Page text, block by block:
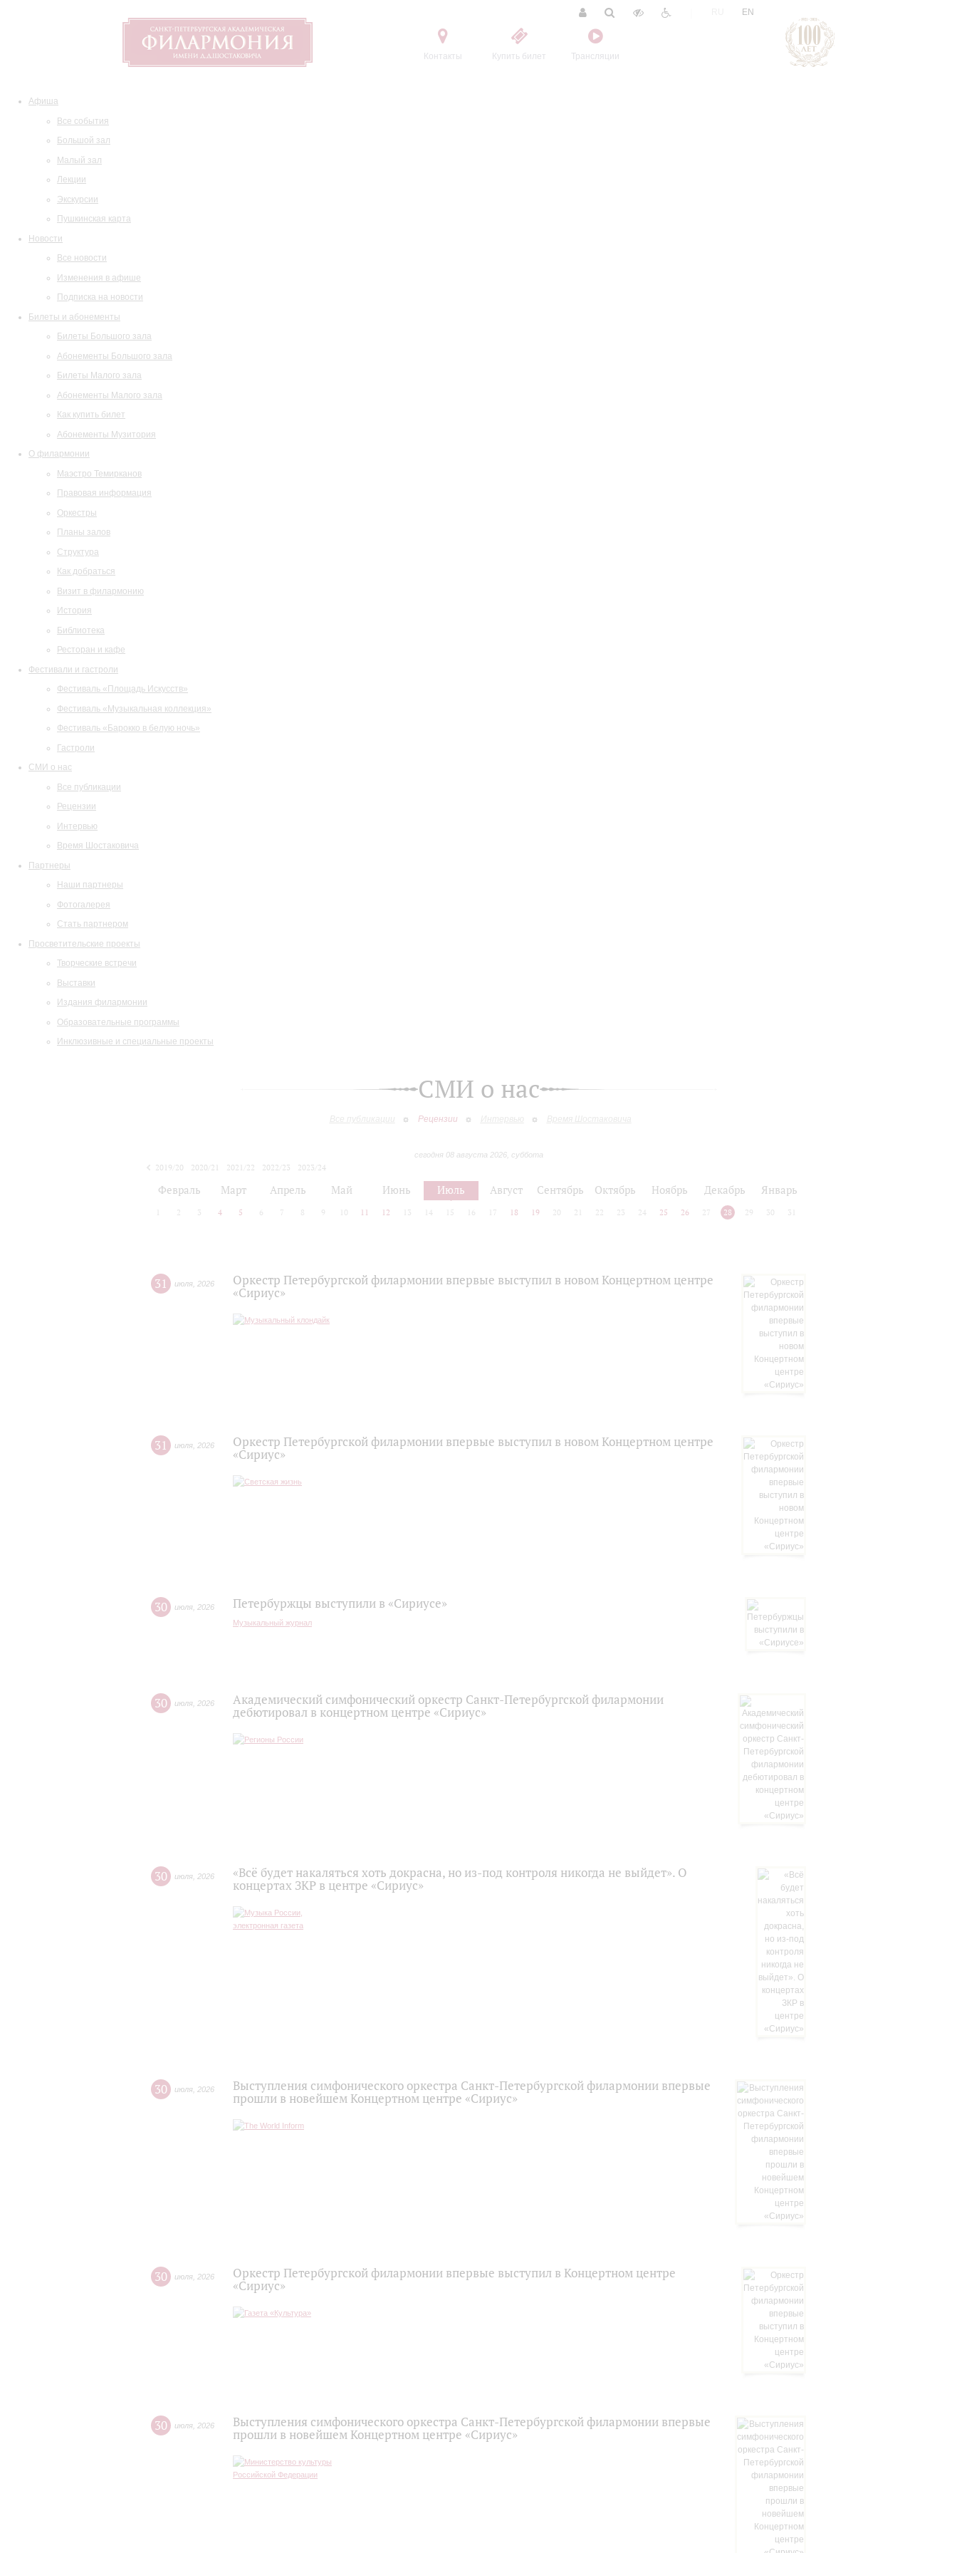
Контакты Купить билет Трансляции
EN
Афиша
Все события
Большой зал
Малый зал
Лекции
Экскурсии
Пушкинская карта
Новости
Все новости
Изменения в афише
Подписка на новости
Билеты и абонементы
Билеты Большого зала
Абонементы Большого зала
Билеты Малого зала
Абонементы Малого зала
Как купить билет
Абонементы Музитория
О филармонии
Маэстро Темирканов
Правовая информация
Оркестры
Планы залов
Структура
Как добраться
Визит в филармонию
История
Библиотека
Ресторан и кафе
Фестивали и гастроли
Фестиваль «Площадь Искусств»
Фестиваль «Музыкальная коллекция»
Фестиваль «Барокко в белую ночь»
Гастроли
СМИ о нас
Все публикации
Рецензии
Интервью
Время Шостаковича
Партнеры
Наши партнеры
Фотогалерея
Стать партнером
Просветительские проекты
Творческие встречи
Выставки
Издания филармонии
Образовательные программы
Инклюзивные и специальные проекты
СМИ о нас
Все публикации Рецензии Интервью Время Шостаковича
сегодня 08 августа 2026, суббота
2019/20 2020/21 2021/22 2022/23
2023/24
Февраль Март Апрель Май Июнь Июль Август Сентябрь Октябрь Ноябрь Декабрь Январь
2 3 4 5 6 7 8 9 10 11 12 13 14 15 16 17 18 19 20 21 22 23 24 25 26 27 28 29 30 31
31 июля 2026
Оркестр Петербургской филармонии впервые выступил в новом Концертном центре
«Сириус»
31 июля 2026
Оркестр Петербургской филармонии впервые выступил в новом Концертном центре
«Сириус»
30 июля 2026 Петербуржцы выступили в «Сириусе»
Музыкальный журнал
30 июля 2026
Академический симфонический оркестр Санкт-Петербургской филармонии
дебютировал в концертном центре «Сириус»
30 июля 2026
«Всё будет накаляться хоть докрасна, но из-под контроля никогда не выйдет». О
концертах ЗКР в центре «Сириус»
30 июля 2026
Выступления симфонического оркестра Санкт-Петербургской филармонии впервые
прошли в новейшем Концертном центре «Сириус»
30 июля 2026
Оркестр Петербургской филармонии впервые выступил в Концертном центре
«Сириус»
30 июля 2026
Выступления симфонического оркестра Санкт-Петербургской филармонии впервые
прошли в новейшем Концертном центре «Сириус»